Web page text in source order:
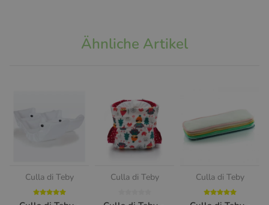
Ähnliche Artikel
Culla di Teby Culla di Teby Culla di Teby